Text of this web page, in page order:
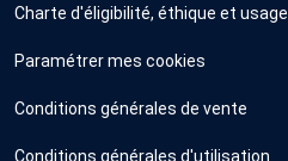
Charte d'éligibilité, éthique et usage
Paramétrer mes cookies
Conditions générales de vente
Conditions générales d'utilisation